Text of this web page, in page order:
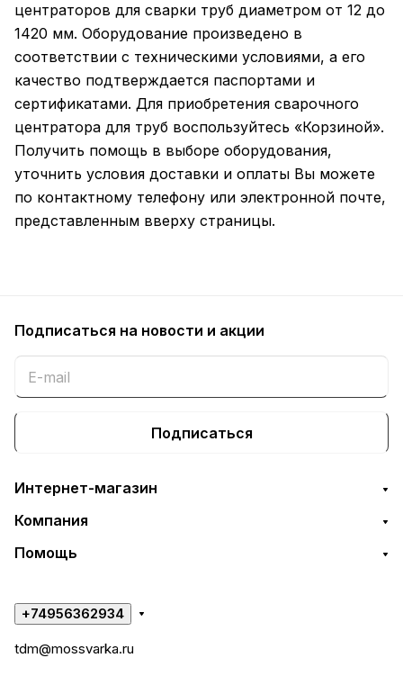
центраторов для сварки труб диаметром от 12 до
1420 мм. Оборудование произведено в
соответствии с техническими условиями, а его
качество подтверждается паспортами и
сертификатами. Для приобретения сварочного
центратора для труб воспользуйтесь «Корзиной».
Получить помощь в выборе оборудования,
уточнить условия доставки и оплаты Вы можете
по контактному телефону или электронной почте,
представленным вверху страницы.
Подписаться на новости и акции
Подписаться
Интернет-магазин
Компания
Помощь
+74956362934
tdm@mossvarka.ru